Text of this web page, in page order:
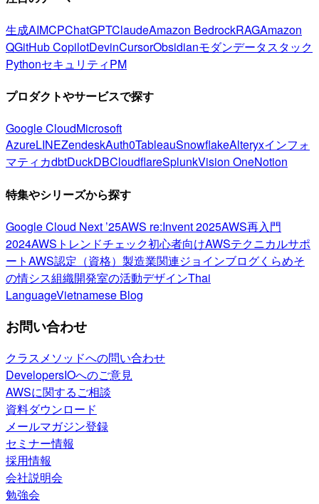
生成AIMCPChatGPTClaudeAmazon BedrockRAGAmazon
QGitHub CopilotDevinCursorObsidianモダンデータスタック
PythonセキュリティPM
プロダクトやサービスで探す
Google CloudMicrosoft
AzureLINEZendeskAuth0TableauSnowflakeAlteryxインフォ
マティカdbtDuckDBCloudflareSplunkVision OneNotion
特集やシリーズから探す
Google Cloud Next ’25AWS re:Invent 2025AWS再入門
2024AWSトレンドチェック初心者向けAWSテクニカルサポ
ートAWS認定（資格） 製造業関連ジョインブログくらめそ
の情シス組織開発室の活動デザインThai
LanguageVietnamese Blog
お問い合わせ
クラスメソッドへの問い合わせ
DevelopersIOへのご意見
AWSに関するご相談
資料ダウンロード
メールマガジン登録
セミナー情報
採用情報
会社説明会
勉強会